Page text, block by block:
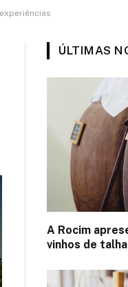
ÚLTIMAS
A Rocim
vinhos de talha